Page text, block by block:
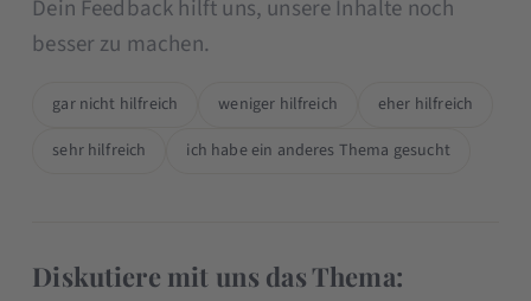
Dein Feedback hilft uns, unsere Inhalte noch
besser zu machen.
gar nicht hilfreich weniger hilfreich
eher hilfreich
sehr hilfreich
ich habe ein anderes Thema gesucht
Diskutiere mit uns das Thema: